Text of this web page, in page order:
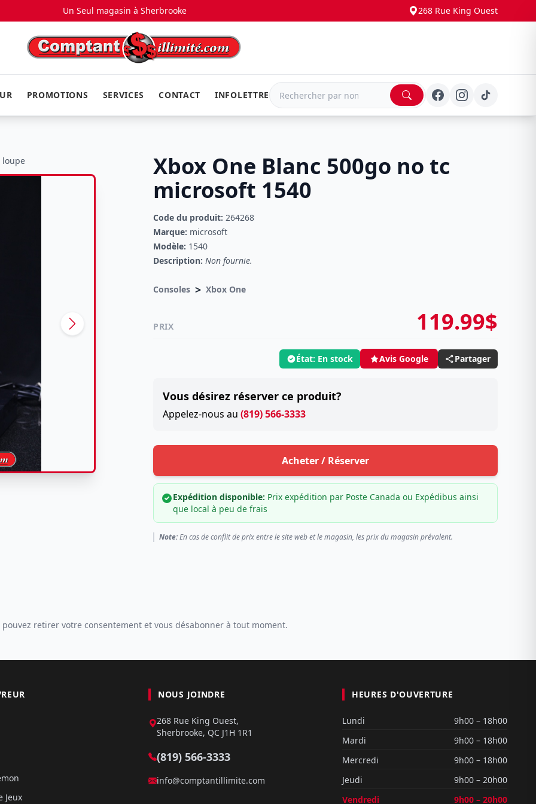
Un Seul magasin à Sherbrooke 268 Rue King Ouest
PROMOTIONS SERVICES CONTACT INFOLETTRE
loupe
Xbox One Blanc 500go no tc
microsoft 1540
Code du produit: 264268
Marque: microsoft
Modèle: 1540
Description: Non fournie.
Consoles > Xbox One
PRIX 119.99$
État: En stock Avis Google Partager
Vous désirez réserver ce produit?
Appelez-nous au (819) 566-3333
Acheter / Réserver
Expédition disponible: Prix expédition par Poste Canada ou Expédibus ainsi
que local à peu de frais
Note:En cas de conflit de prix entre le site web et le magasin, les prix du magasin prévalent.
pouvez retirer votre consentement et vous désabonner à tout moment.
Jeux
NOUS JOINDRE
268 Rue King Ouest,
Sherbrooke, QC J1H 1R1
(819) 566-3333
info@comptantillimite.com
HEURES D'OUVERTURE
Lundi
9h00 – 18h00
Mardi
9h00 – 18h00
Mercredi
9h00 – 18h00
Jeudi
9h00 – 20h00
Vendredi
9h00 – 20h00